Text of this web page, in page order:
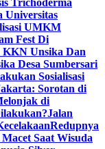
Trichoderma
Universitas
UMKM
Fest Di
KKN Unsika Dan
Desa Sumbersari
Sosialisasi
Sorotan di
di
Jalan
Redupnya
Saat Wisuda